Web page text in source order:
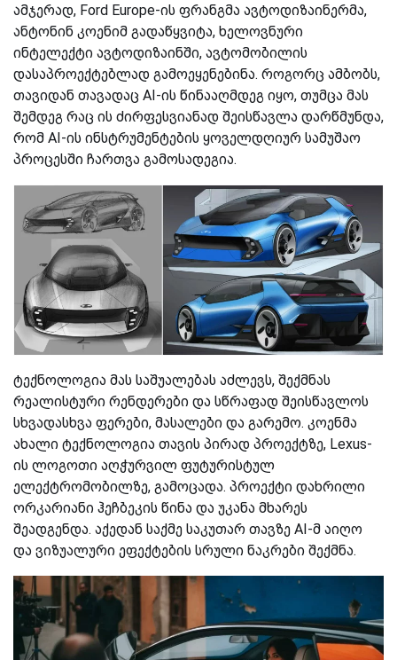
ამჯერად, Ford Europe-ის ფრანგმა ავტოდიზაინერმა,
ანტონინ კოენიმ გადაწყვიტა, ხელოვნური
ინტელექტი ავტოდიზაინში, ავტომობილის
დასაპროექტებლად გამოეყენებინა. როგორც ამბობს,
თავიდან თავადაც AI-ის წინააღმდეგ იყო, თუმცა მას
შემდეგ რაც ის ძირფესვიანად შეისწავლა დარწმუნდა,
რომ AI-ის ინსტრუმენტების ყოველდღიურ სამუშაო
პროცესში ჩართვა გამოსადეგია.
ტექნოლოგია მას საშუალებას აძლევს, შექმნას
რეალისტური რენდერები და სწრაფად შეისწავლოს
სხვადასხვა ფერები, მასალები და გარემო. კოენმა
ახალი ტექნოლოგია თავის პირად პროექტზე, Lexus-
ის ლოგოთი აღჭურვილ ფუტურისტულ
ელექტრომობილზე, გამოცადა. პროექტი დახრილი
ორკარიანი ჰეჩბეკის წინა და უკანა მხარეს
შეადგენდა. აქედან საქმე საკუთარ თავზე AI-მ აიღო
და ვიზუალური ეფექტების სრული ნაკრები შექმნა.